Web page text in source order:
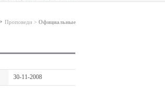
Проповеди > Официальные
30-11-2008